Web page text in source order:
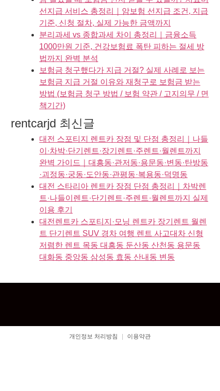
선지급 서비스 총정리｜암보험 선지급 조건, 지급
기준, 신청 절차, 실제 가능한 금액까지
분리과세 vs 종합과세 차이 총정리｜금융소득
1000만원 기준, 건강보험료 폭탄 피하는 절세 방
법까지 완벽 분석
보험금 청구했다가 지급 거절? 실제 사례로 보는
보험금 지급 거절 이유와 재청구로 보험금 받는
방법 (보험금 청구 방법 / 보험 약관 / 고지의무 / 면
책기간)
rentcarjd 최신글
대전 스포티지 렌트카 장점 및 단점 총정리｜나들
이·차박·단기렌트·장기렌트·주렌트·월렌트까지
완벽 가이드｜대흥동·관저동·용문동·변동·탄방동
·괴정동·궁동·도안동·관평동·복용동·덕명동
대전 스타리아 렌트카 장점 단점 총정리｜차박렌
트·나들이렌트·단기렌트·주렌트·월렌트까지 실제
이용 후기
대전렌트카 스포티지·모닝 렌트카 장기렌트 월렌
트 단기렌트 SUV 경차 여행 렌트 사고대차 신형
저렴한 렌트 목동 대흥동 둔산동 산천동 용문동
대화동 중앙동 삼성동 효동 산내동 변동
개인정보 처리방침 이용약관